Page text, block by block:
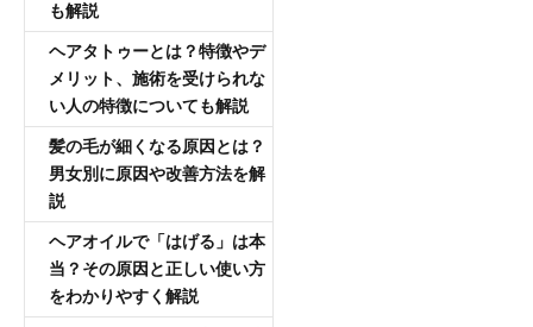
も解説
ヘアタトゥーとは？特徴やデ
メリット、施術を受けられな
い人の特徴についても解説
髪の毛が細くなる原因とは？
男女別に原因や改善方法を解
説
ヘアオイルで「はげる」は本
当？その原因と正しい使い方
をわかりやすく解説